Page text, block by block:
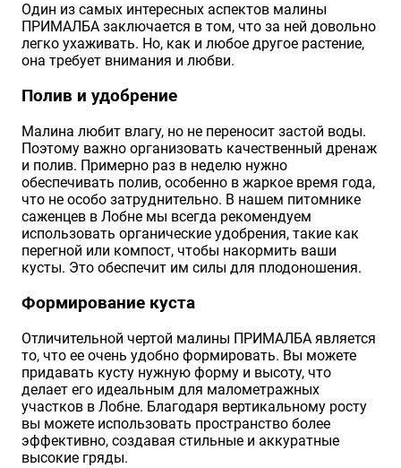
Один из самых интересных аспектов малины
ПРИМАЛБА заключается в том, что за ней довольно
легко ухаживать. Но, как и любое другое растение,
она требует внимания и любви.
Полив и удобрение
Малина любит влагу, но не переносит застой воды.
Поэтому важно организовать качественный дренаж
и полив. Примерно раз в неделю нужно
обеспечивать полив, особенно в жаркое время года,
что не особо затруднительно. В нашем питомнике
саженцев в Лобне мы всегда рекомендуем
использовать органические удобрения, такие как
перегной или компост, чтобы накормить ваши
кусты. Это обеспечит им силы для плодоношения.
Формирование куста
Отличительной чертой малины ПРИМАЛБА является
то, что ее очень удобно формировать. Вы можете
придавать кусту нужную форму и высоту, что
делает его идеальным для малометражных
участков в Лобне. Благодаря вертикальному росту
вы можете использовать пространство более
эффективно, создавая стильные и аккуратные
высокие гряды.